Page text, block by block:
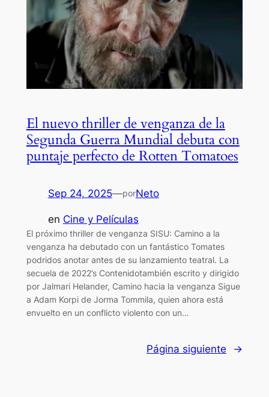
El nuevo thriller de venganza de la
Segunda Guerra Mundial debuta con
puntaje perfecto de Rotten Tomatoes
Sep 24, 2025—porNeto
en Cine y Películas
El próximo thriller de venganza SISU: Camino a la
venganza ha debutado con un fantástico Tomates
podridos anotar antes de su lanzamiento teatral. La
secuela de 2022’s Contenidotambién escrito y dirigido
por Jalmari Helander, Camino hacia la venganza Sigue
a Adam Korpi de Jorma Tommila, quien ahora está
envuelto en un conflicto violento con un…
Página siguiente →